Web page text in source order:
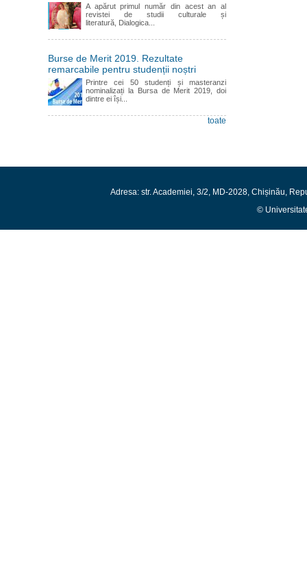
A apărut primul număr din acest an al
revistei de studii culturale și
literatură, Dialogica...
Burse de Merit 2019. Rezultate
remarcabile pentru studenții noștri
Printre cei 50 studenți și masteranzi
nominalizați la Bursa de Merit 2019, doi
dintre ei își...
toate
Adresa: str. Academiei, 3/2, MD-2028, Chișinău,
©